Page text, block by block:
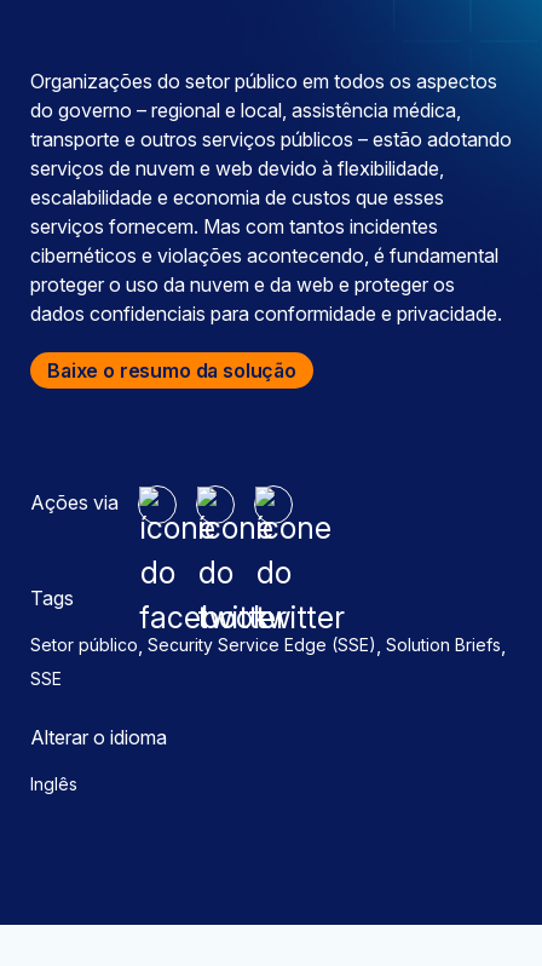
Organizações do setor público em todos os aspectos
do governo – regional e local, assistência médica,
transporte e outros serviços públicos – estão adotando
serviços de nuvem e web devido à flexibilidade,
escalabilidade e economia de custos que esses
serviços fornecem. Mas com tantos incidentes
cibernéticos e violações acontecendo, é fundamental
proteger o uso da nuvem e da web e proteger os
dados confidenciais para conformidade e privacidade.
Baixe o resumo da solução
Ações via
Tags
Setor público, Security Service Edge (SSE), Solution Briefs,
SSE
Alterar o idioma
Inglês